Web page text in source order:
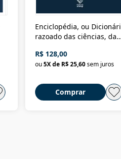
Enciclopédia, ou
razoado das ciências, das
Civilização material
R$ 128,00
ou5X de R$ 25,60sem juros
Comprar